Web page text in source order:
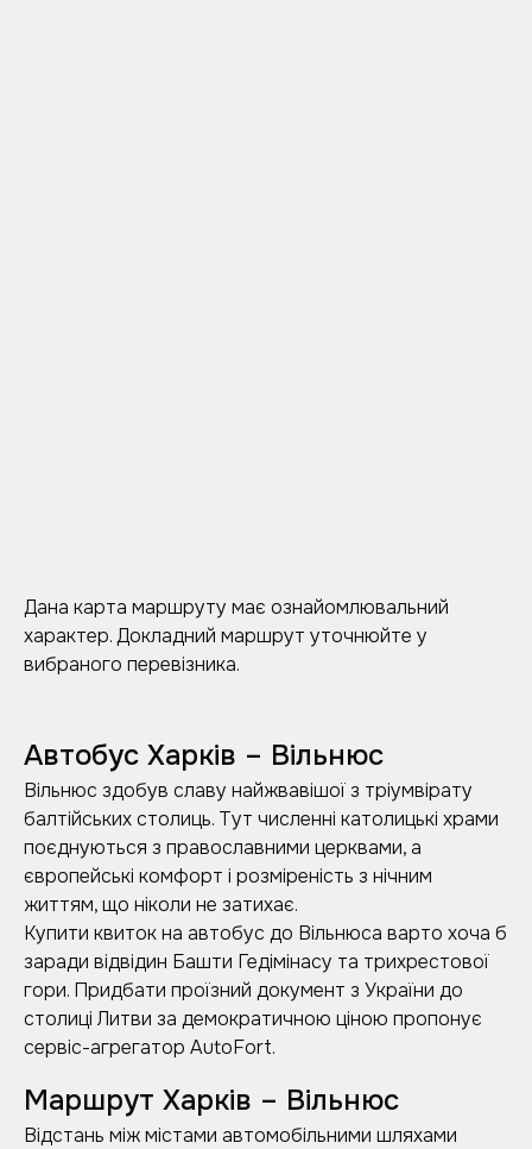
Дана карта маршруту має ознайомлювальний
характер. Докладний маршрут уточнюйте у
вибраного перевізника.
Автобус Харків – Вільнюс
Вільнюс здобув славу найжвавішої з тріумвірату
балтійських столиць. Тут численні католицькі храми
поєднуються з православними церквами, а
європейські комфорт і розміреність з нічним
життям, що ніколи не затихає.
Купити квиток на автобус до Вільнюса варто хоча б
заради відвідин Башти Гедімінасу та трихрестової
гори. Придбати проїзний документ з України до
столиці Литви за демократичною ціною пропонує
сервіс-агрегатор AutoFort.
Маршрут Харків – Вільнюс
Відстань між містами автомобільними шляхами